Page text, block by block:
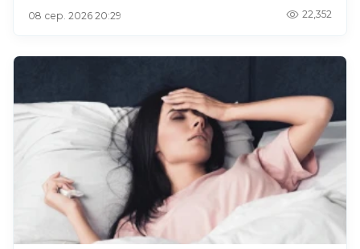
08 сер. 2026 20:29 22,352